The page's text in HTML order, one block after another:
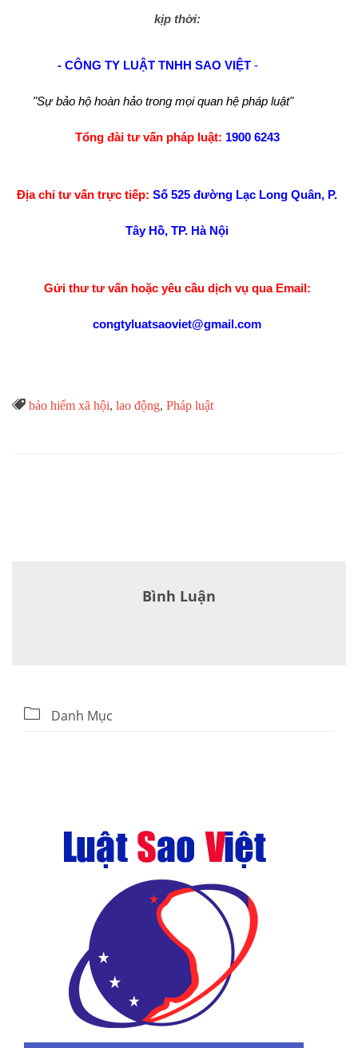
kịp thời:
- CÔNG TY LUẬT TNHH SAO VIỆT -
"Sự bảo hộ hoàn hảo trong mọi quan hệ pháp luật"
Tổng đài tư vấn pháp luật: 1900 6243
Địa chỉ tư vấn trực tiếp: Số 525 đường Lạc Long Quân, P.
Tây Hồ, TP. Hà Nội
Gửi thư tư vấn hoặc yêu cầu dịch vụ qua Email:
congtyluatsaoviet@gmail.com
Từ
bảo hiểm xã hội, lao động, Pháp luật
Bình Luận
 Danh Mục